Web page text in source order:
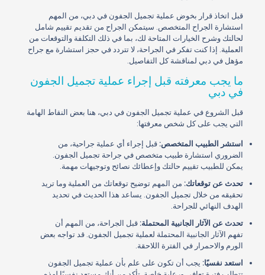
قبل اتخاذ قرار بخوض عملية تجميل الجفون في دبي، من المهم
استشارة الجراح المتخصص. سيتمكن الجراح من تقديم تقييم شامل
لحالتك وشرح الخيارات المتاحة لك، بما في ذلك التكلفة والتوقعات من
العملية. إذا كنت تفكر في الجراحة، لا تتردد في حجز استشارة مع جراح
مؤهل في دبي لمناقشة كل التفاصيل.
ما يجب معرفته قبل إجراء عملية تجميل الجفون
في دبي
قبل الشروع في عملية تجميل الجفون في دبي، هنا بعض النقاط الهامة
التي يجب على كل شخص معرفتها:
استشر الطبيب المتخصص: قبل إجراء أي عملية جراحية، من
الضروري استشارة طبيب متخصص في جراحة تجميل الجفون.
يمكن للطبيب تقييم حالتك وإعطائك نصائح وتوجيهات مهمة.
تحدث عن توقعاتك: من المهم توضيح توقعاتك من العملية وما تريد
تحقيقه من خلال تجميل الجفون. يساعد هذا الحديث في تحديد
الهدف النهائي للجراحة.
تحدث عن الآثار الجانبية المحتملة: قبل الجراحة، من المهم أن
تفهم الآثار الجانبية المحتملة لعملية تجميل الجفون. قد تواجه بعض
الورم والاحمرار في الفترة اللاحقة.
استعد نفسيًا: يجب أن تكون على علم بأن عملية تجميل الجفون